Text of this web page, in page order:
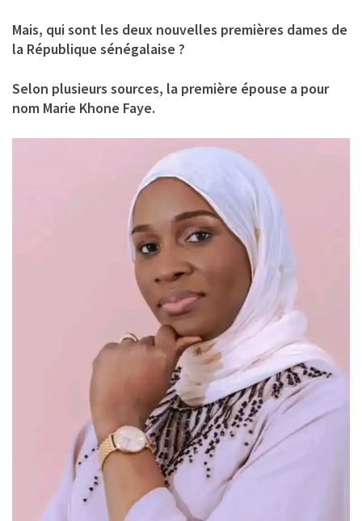
Mais, qui sont les deux nouvelles premières dames de
la République sénégalaise ?
Selon plusieurs sources, la première épouse a pour
nom Marie Khone Faye.